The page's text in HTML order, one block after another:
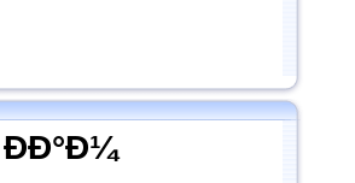
ÐÐ°Ð¼